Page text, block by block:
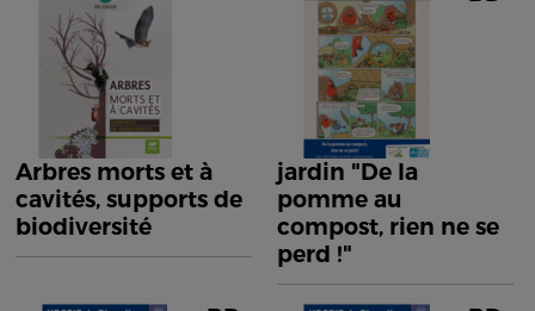
Arbres morts et à
cavités, supports de
biodiversité
jardin "De la
pomme au
compost, rien ne se
perd !"